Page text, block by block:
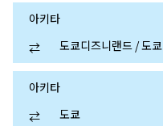
아키타
⇄
도쿄디즈니랜드 / 도쿄
아키타
⇄
도쿄